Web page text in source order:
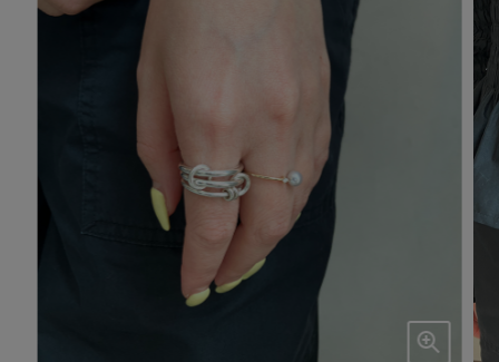
ランキング
最旬！トレンドワード
【雨の日】急な雨対策グッズ
【Tシャツ】デイリーに活躍
ポイント・クーポン
アカウント連携